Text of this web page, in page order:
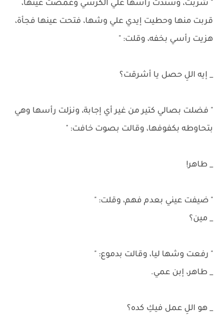
" شربت، وسندت رأسها علي الكرسي وغمضت عينها،
قربت منها وحطيت إيدي علي وشها، فتحت عينها فجأة،
هزيت رأسي بخفه، وقلت: "
_ إيه اللِ حصل يا أشرقت؟
" فضلت بصالي كتير من غير أي إجابة، ونزلت رأسها وهي
بتحاوطه بكفوفها، وقالت بصوت خافت: "
_ طاهر!
" ضيفت عيني بعدم فهم، وقلت: "
_ مين؟
" رفعت وشها ليا، وقالت بدموع: "
_ طاهر، إبن عمي.
_ هو اللِ عمل فيكِ كده؟